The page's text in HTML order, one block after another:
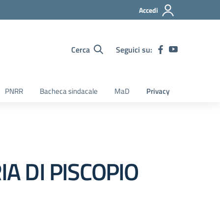
Accedi
Cerca Seguici su:
PNRR Bacheca sindacale MaD Privacy
DI PISCOPIO